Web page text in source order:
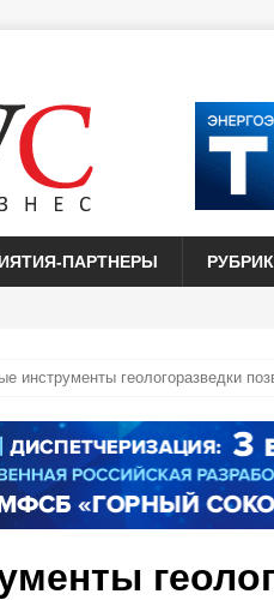
ПАРТНЕРЫ
инструменты геологоразведки